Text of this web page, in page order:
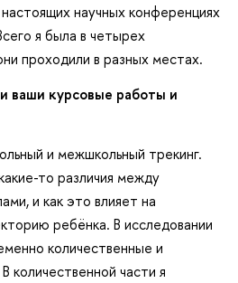
научных конференциях
я была в четырех
проходили в разных местах.
курсовые работы и
и межшкольный трекинг.
то различия между
и как это влияет на
ребёнка. В исследовании
количественные и
количественной части я